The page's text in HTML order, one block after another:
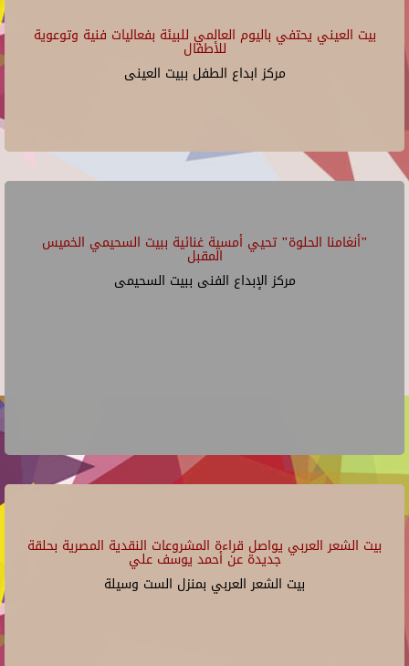
بيت العيني يحتفي باليوم العالمي للبيئة بفعاليات فنية وتوعوية
للأطفال
مركز ابداع الطفل ببيت العينى
"أنغامنا الحلوة" تحيي أمسية غنائية ببيت السحيمي الخميس
المقبل
مركز الإبداع الفنى ببيت السحيمى
بيت الشعر العربي يواصل قراءة المشروعات النقدية المصرية بحلقة
جديدة عن أحمد يوسف علي
بيت الشعر العربي بمنزل الست وسيلة